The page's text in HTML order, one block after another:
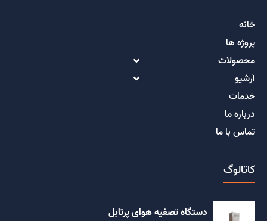
خانه
پروژه ها
محصولات
آرشیو
خدمات
درباره ما
تماس با ما
کاتالوگ
دستگاه تصفیه هوای پرتابل